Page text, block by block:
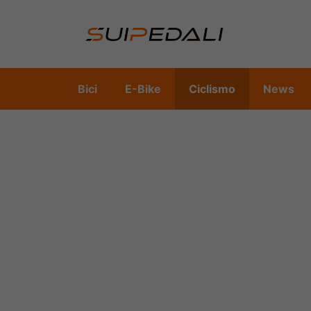
Bici E-Bike Ciclismo News